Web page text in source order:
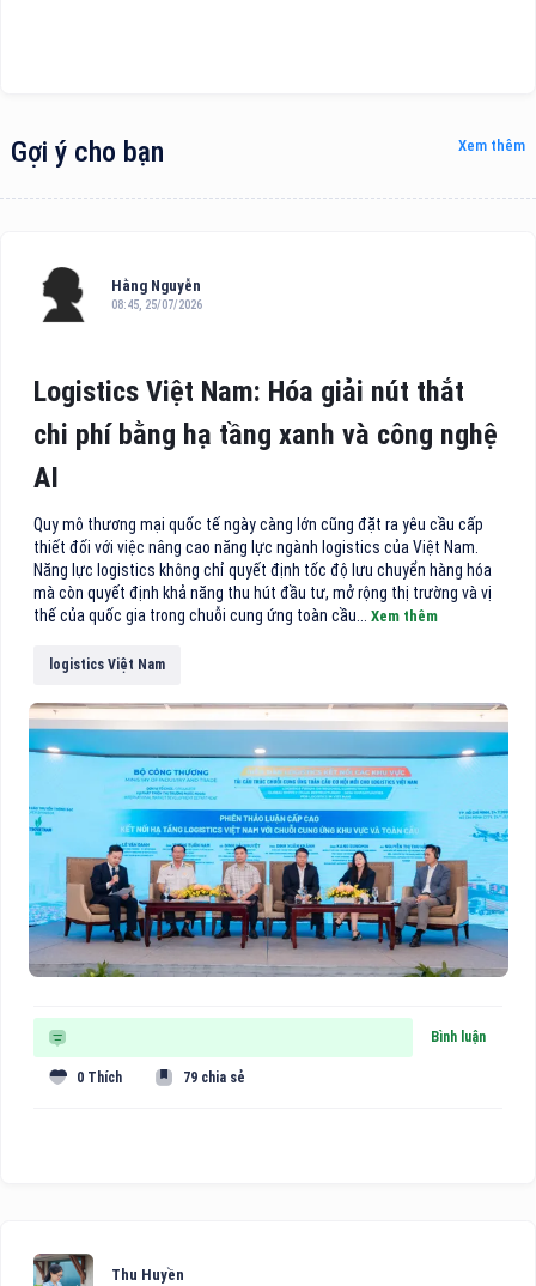
Gợi ý cho bạn Xem thêm
Hằng Nguyễn
08:45, 25/07/2026
Logistics Việt Nam: Hóa giải nút thắt
chi phí bằng hạ tầng xanh và công nghệ
AI
Quy mô thương mại quốc tế ngày càng lớn cũng đặt ra yêu cầu cấp
thiết đối với việc nâng cao năng lực ngành logistics của Việt Nam.
Năng lực logistics không chỉ quyết định tốc độ lưu chuyển hàng hóa
mà còn quyết định khả năng thu hút đầu tư, mở rộng thị trường và vị
thế của quốc gia trong chuỗi cung ứng toàn cầu... Xem thêm
logistics Việt Nam
Bình luận
0 Thích 79 chia sẻ
Thu Huyền